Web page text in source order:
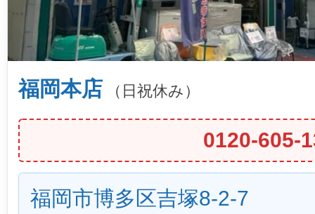
福岡本店 （日祝休み）
0120-605-
福岡市博多区吉塚8-2-7